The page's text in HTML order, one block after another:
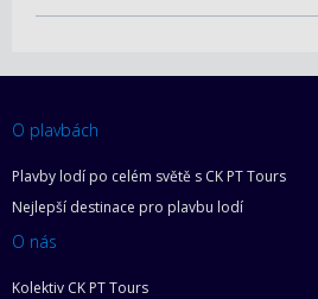
O plavbách
Plavby lodí po celém světě s CK PT Tours
Nejlepší destinace pro plavbu lodí
O nás
Kolektiv CK PT Tours